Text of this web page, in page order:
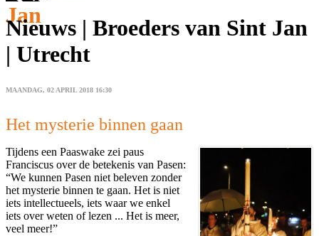
Jan
Nieuws | Broeders van Sint Jan
| Utrecht
MAANDAG, 02 APRIL 2018 16:30
Het mysterie binnen gaan
Tijdens een Paaswake zei paus
Franciscus over de betekenis van Pasen:
“We kunnen Pasen niet beleven zonder
het mysterie binnen te gaan. Het is niet
iets intellectueels, iets waar we enkel
iets over weten of lezen ... Het is meer,
veel meer!”